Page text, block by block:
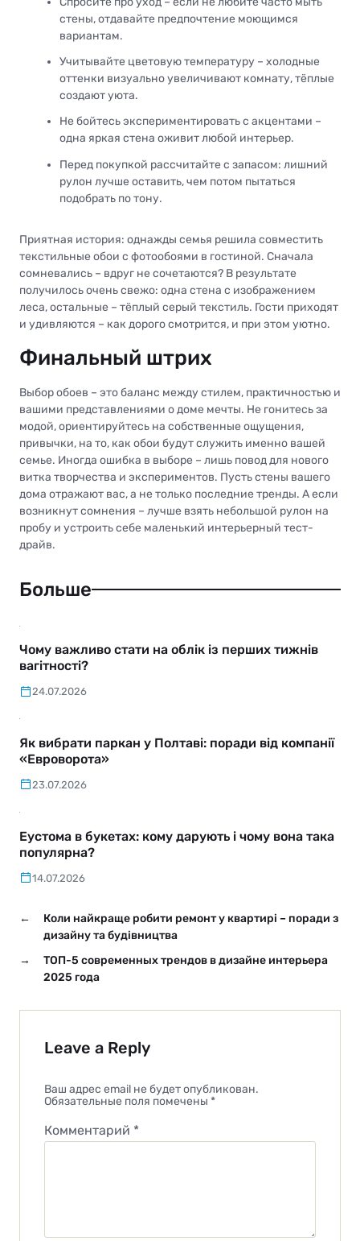
стены, отдавайте предпочтение моющимся
вариантам.
Учитывайте цветовую температуру – холодные
оттенки визуально увеличивают комнату, тёплые
создают уюта.
Не бойтесь экспериментировать с акцентами –
одна яркая стена оживит любой интерьер.
Перед покупкой рассчитайте с запасом: лишний
рулон лучше оставить, чем потом пытаться
подобрать по тону.
Приятная история: однажды семья решила совместить
текстильные обои с фотообоями в гостиной. Сначала
сомневались – вдруг не сочетаются? В результате
получилось очень свежо: одна стена с изображением
леса, остальные – тёплый серый текстиль. Гости приходят
и удивляются – как дорого смотрится, и при этом уютно.
Финальный штрих
Выбор обоев – это баланс между стилем, практичностью и
вашими представлениями о доме мечты. Не гонитесь за
модой, ориентируйтесь на собственные ощущения,
привычки, на то, как обои будут служить именно вашей
семье. Иногда ошибка в выборе – лишь повод для нового
витка творчества и экспериментов. Пусть стены вашего
дома отражают вас, а не только последние тренды. А если
возникнут сомнения – лучше взять небольшой рулон на
пробу и устроить себе маленький интерьерный тест-
драйв.
Больше
Чому важливо стати на облік із перших тижнів
вагітності?
24.07.2026
Як вибрати паркан у Полтаві: поради від компанії
«Евроворота»
23.07.2026
Еустома в букетах: кому дарують і чому вона така
популярна?
14.07.2026
←
Коли найкраще робити ремонт у квартирі – поради з
дизайну та будівництва
→
ТОП-5 современных трендов в дизайне интерьера
2025 года
Leave a Reply
Ваш адрес email не будет опубликован.
Обязательные поля помечены *
Комментарий *